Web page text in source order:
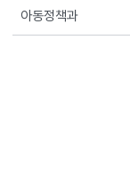
아동정책과